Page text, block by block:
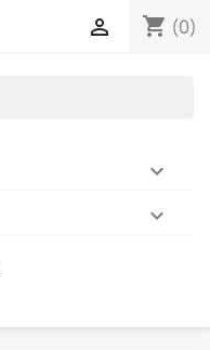
shopping_cart (0)


